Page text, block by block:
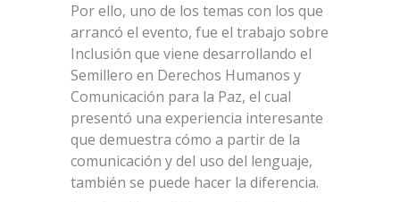
Por ello, uno de los temas con los que
arrancó el evento, fue el trabajo sobre
Inclusión que viene desarrollando el
Semillero en Derechos Humanos y
Comunicación para la Paz, el cual
presentó una experiencia interesante
que demuestra cómo a partir de la
comunicación y del uso del lenguaje,
también se puede hacer la diferencia.